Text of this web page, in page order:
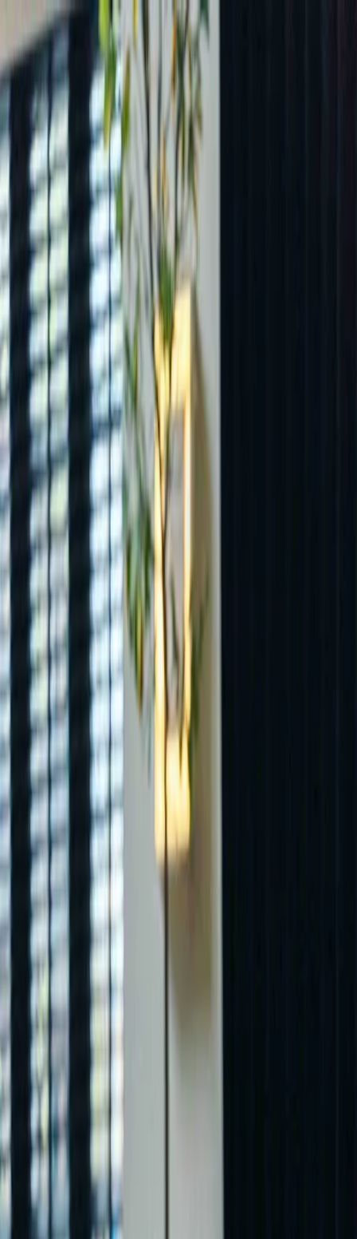
Plan je huwelijk
Leveranciers
Inspiratie
Plan je huwelijk Leveranciers
Zoek leveranciers, inspiratie...
Word partner Jouw profiel
Word partner Jouw profiel
Zoek leveranciers, inspiratie...
Leveranciers
Inspiratie
Checklist
Gasten
Galerij
Op de kaart
AI assistent
Advertentie